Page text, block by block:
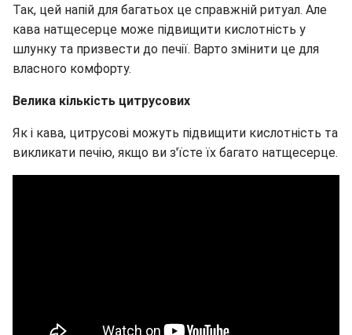
Так, цей напій для багатьох це справжній ритуал. Але
кава натщесерце може підвищити кислотність у
шлунку та призвести до печії. Варто змінити це для
власного комфорту.
Велика кількість цитрусових
Як і кава, цитрусові можуть підвищити кислотність та
викликати печію, якщо ви з'їсте їх багато натщесерце.